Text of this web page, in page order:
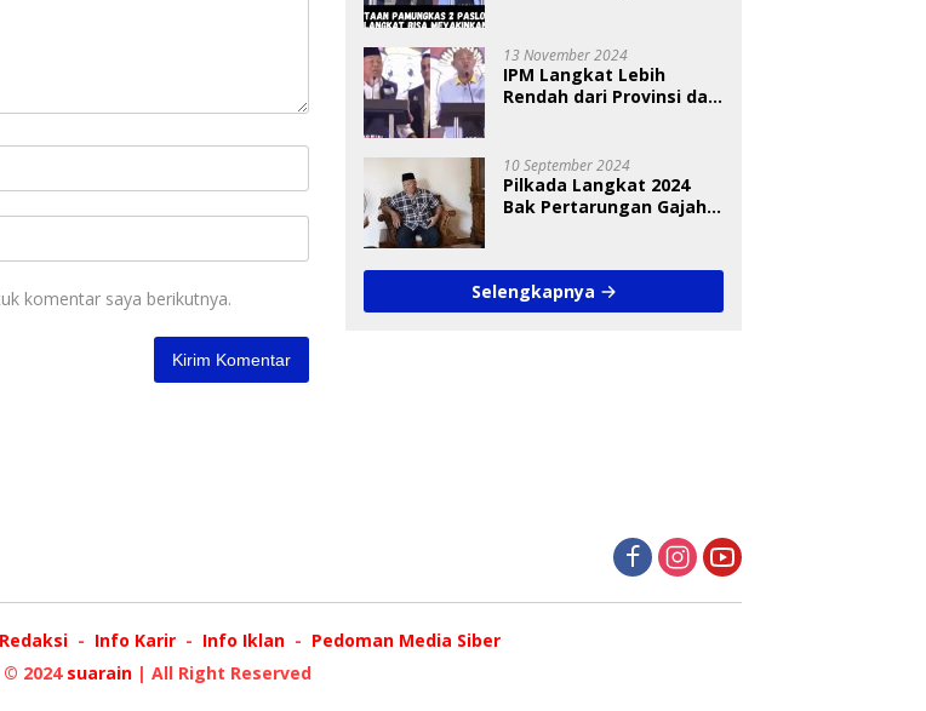
komentar saya berikutnya.
13 November 2024
IPM Langkat Lebih
Rendah dari Provinsi dan
10 September 2024
Pilkada Langkat 2024
Bak Pertarungan Gajah
Selengkapnya
Redaksi Info Karir Info Iklan
Pedoman Media Siber
2024 suarain| All Right Reserved